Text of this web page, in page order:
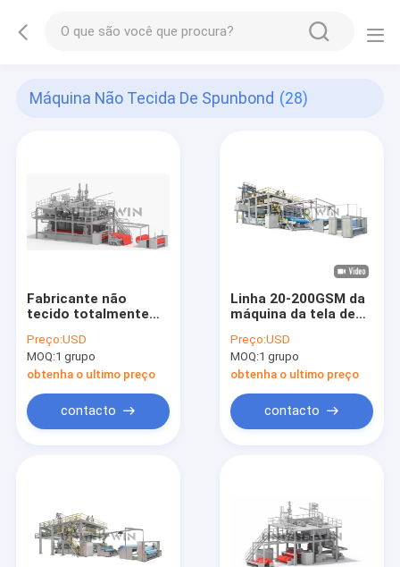
Máquina Não Tecida De Spunbond (28)
Fabricante não
tecido totalmente
200GSM de China da
máquina da tela dos
SS Spunbond
Preço:USD
MOQ:1 grupo
obtenha o ultimo preço
contacto
Linha 20-200GSM da
máquina da tela de
4800MM SMMS SMS
PP Spunbond
Preço:USD
MOQ:1 grupo
obtenha o ultimo preço
contacto